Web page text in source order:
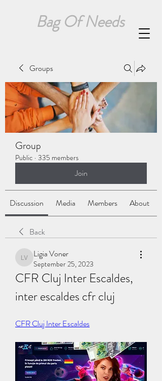
Bag Of Needs
Groups
Group
Public · 335 members
Join
Discussion Media Members About
Back
Ligia Voner
Ligia Voner
September 25, 2023
CFR Cluj Inter Escaldes,
inter escaldes cfr cluj
CFR Cluj Inter Escaldes